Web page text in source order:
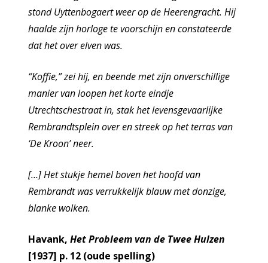
stond Uyttenbogaert weer op de Heerengracht. Hij
haalde zijn horloge te voorschijn en constateerde
dat het over elven was.
“Koffie,” zei hij, en beende met zijn onverschillige
manier van loopen het korte eindje
Utrechtschestraat in, stak het levensgevaarlijke
Rembrandtsplein over en streek op het terras van
‘De Kroon’ neer.
[…] Het stukje hemel boven het hoofd van
Rembrandt was verrukkelijk blauw met donzige,
blanke wolken.
Havank, Het Probleem van de Twee Hulzen
[1937] p. 12 (oude spelling)